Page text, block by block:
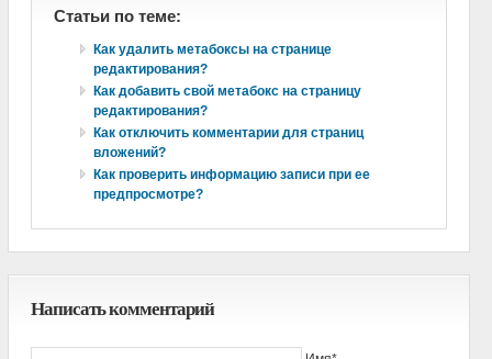
Статьи по теме:
Как удалить метабоксы на странице
редактирования?
Как добавить свой метабокс на страницу
редактирования?
Как отключить комментарии для страниц
вложений?
Как проверить информацию записи при ее
предпросмотре?
Написать комментарий